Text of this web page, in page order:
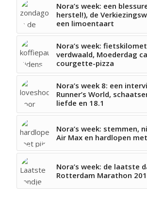
Nora’s week: een
herstel!), de
een limoentaart
Nora’s week:
verdwaald, Moederdag
courgette-pizza
Nora’s week 8: een
Runner’s World,
liefde en 18.1
Nora’s week: stemmen,
Air Max en hardlopen
Nora’s week: de laatste
Rotterdam Marathon